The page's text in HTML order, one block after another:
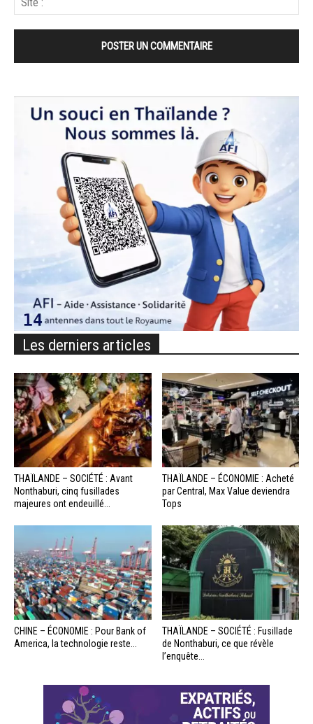
Les derniers articles
THAÏLANDE – SOCIÉTÉ : Avant
Nonthaburi, cinq fusillades
majeures ont endeuillé...
THAÏLANDE – ÉCONOMIE : Acheté
par Central, Max Value deviendra
Tops
CHINE – ÉCONOMIE : Pour Bank of
America, la technologie reste...
THAÏLANDE – SOCIÉTÉ : Fusillade
de Nonthaburi, ce que révèle
l’enquête...